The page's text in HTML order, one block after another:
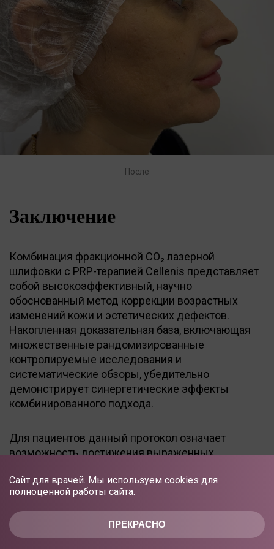
ПРЕКРАСНО
Сайт для врачей. Мы используем cookies для
полноценной работы сайта.
После
Заключение
Комбинация фракционной CO₂ лазерной
шлифовки с PRP-терапией Cellenis представляет
собой высокоэффективный, научно
обоснованный метод коррекции возрастных
изменений кожи и эстетических дефектов.
Накопленная доказательная база, включающая
множественные рандомизированные
контролируемые исследования и
систематические обзоры, убедительно
демонстрирует синергетические эффекты
комбинированного подхода.
Для пациентов данный протокол означает
возможность достижения выраженных
реабилитации и высоком профиле безопасности.
Сокращение периода реабилитации на 30–40 % и
снижение риска осложнений делают
комбинированную терапию оптимальным
выбором для современных пациентов с